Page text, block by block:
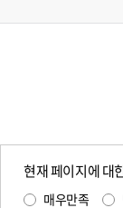
현재 페이지에 대
매우만족